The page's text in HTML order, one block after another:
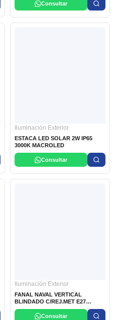
Consultar
Iluminación Exterior
ESTACA LED SOLAR 2W IP65
3000K MACROLED
Consultar
Iluminación Exterior
FANAL NAVAL VERTICAL
BLINDADO C/REJ.MET E27
NACIONAL
Consultar